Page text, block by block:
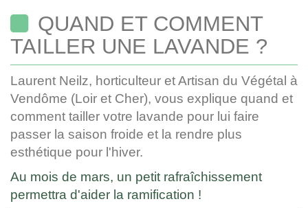
QUAND ET COMMENT
TAILLER UNE LAVANDE ?
Laurent Neilz, horticulteur et Artisan du Végétal à
Vendôme (Loir et Cher), vous explique quand et
comment tailler votre lavande pour lui faire
passer la saison froide et la rendre plus
esthétique pour l'hiver.
Au mois de mars, un petit rafraîchissement
permettra d'aider la ramification !